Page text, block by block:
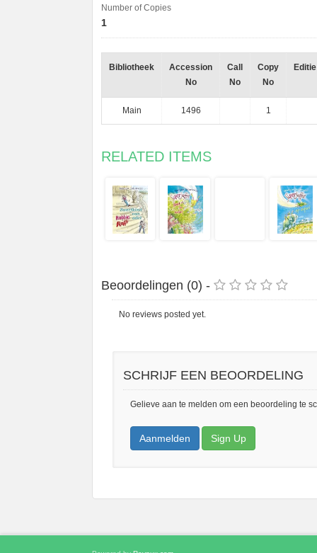
Number of Copies
1
Bibliotheek
Accession
No
Call
No
Copy
No
Editie
Main 1496 1
RELATED ITEMS
Beoordelingen (0) -
No reviews posted yet.
SCHRIJF EEN BEOORDELING
Gelieve aan te melden om een beoordeling te
Aanmelden Sign Up